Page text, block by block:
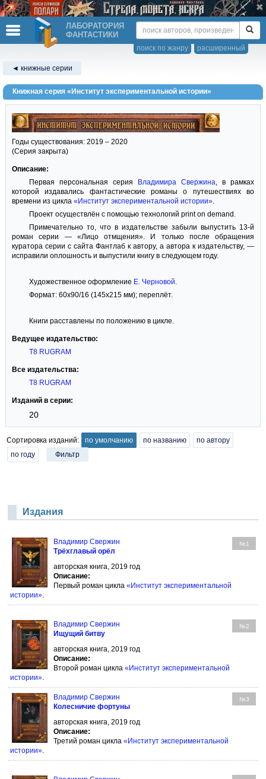
ЛАБОРАТОРИЯ
ФАНТАСТИКИ
расширенный
поиск по жанру
◄ книжные серии
Книжная серия «Институт экспериментальной истории»
Годы существования: 2019 – 2020
(Серия закрыта)
Описание:
Первая персональная серия
Владимира Свержина, в рамках
которой издавались фантастические романы о путешествиях во
времени из цикла «Институт экспериментальной истории».
Проект осуществлён с помощью технологий print on demand.
Примечательно то, что в издательстве забыли выпустить 13-й
роман серии — «Лицо отмщения». И только после обращения
куратора серии с сайта Фантлаб к автору, а автора к издательству, —
исправили оплошность и выпустили книгу в следующем году.
Художественное оформление Е. Черновой.
Формат: 60x90/16 (145x215 мм); переплёт.
Книги расставлены по положению в цикле.
Ведущее издательство:
T8 RUGRAM
Все издательства:
T8 RUGRAM
Изданий в серии:
20
Сортировка изданий: по умолчанию по названию
по автору
по году
Фильтр
Издания
Владимир Свержин №1
Трёхглавый орёл
авторская книга, 2019 год
Описание:
Первый роман цикла «Институт экспериментальной
истории».
Владимир Свержин №2
Ищущий битву
авторская книга, 2019 год
Описание:
Второй роман цикла «Институт экспериментальной
истории».
Владимир Свержин №3
Колесничие фортуны
авторская книга, 2019 год
Описание:
Третий роман цикла «Институт экспериментальной
истории».